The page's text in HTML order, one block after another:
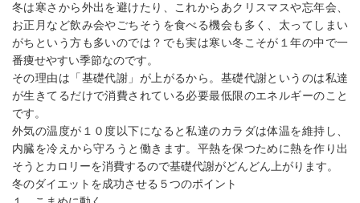
冬は寒さから外出を避けたり、これからあクリスマスや忘年会、
お正月など飲み会やごちそうを食べる機会も多く、太ってしまい
がちという方も多いのでは？でも実は寒い冬こそが１年の中で一
番痩せやすい季節なのです。
その理由は「基礎代謝」が上がるから。基礎代謝というのは私達
が生きてるだけで消費されている必要最低限のエネルギーのこと
です。
外気の温度が１０度以下になると私達のカラダは体温を維持し、
内臓を冷えから守ろうと働きます。平熱を保つために熱を作り出
そうとカロリーを消費するので基礎代謝がどんどん上がります。
冬のダイエットを成功させる５つのポイント